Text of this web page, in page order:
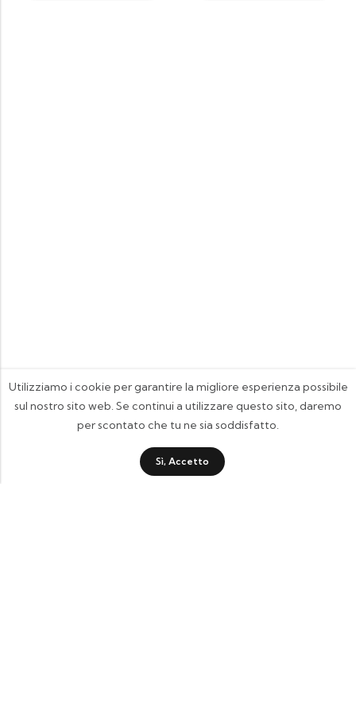
Utilizziamo i cookie per garantire la migliore esperienza possibile
sul nostro sito web. Se continui a utilizzare questo sito, daremo
per scontato che tu ne sia soddisfatto.
Sì, Accetto